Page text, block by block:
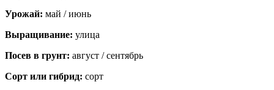
Урожай: май / июнь
Выращивание: улица
Посев в грунт: август / сентябрь
Сорт или гибрид: сорт